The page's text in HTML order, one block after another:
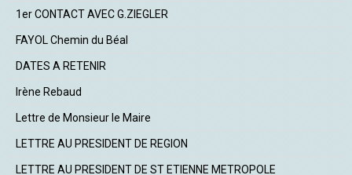
1er CONTACT AVEC G.ZIEGLER
FAYOL Chemin du Béal
DATES A RETENIR
Irène Rebaud
Lettre de Monsieur le Maire
LETTRE AU PRESIDENT DE REGION
LETTRE AU PRESIDENT DE ST ETIENNE METROPOLE